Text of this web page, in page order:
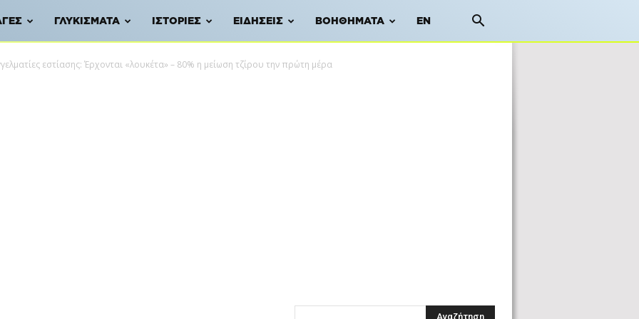
ΓΛΥΚΊΣΜΑΤΑ ΙΣΤΟΡΊΕΣ ΕΙΔΉΣΕΙΣ ΒΟΗΘΉΜΑΤΑ EN
εστίασης: Έρχονται «λουκέτα» – 80% η μείωση τζίρου την πρώτη μέρα